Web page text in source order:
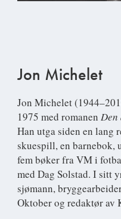
Jon Michelet
Jon Michelet
1975 med romanen Den
Han utga siden en lang
skuespill, en barnebok,
fem bøker fra VM i
med Dag Solstad. I sitt
sjømann,
Oktober og redaktør av